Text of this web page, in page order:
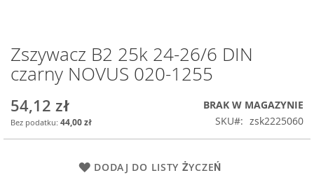
Przejdź
na
początek
Zszywacz B2 25k 24-26/6 DIN
czarny NOVUS 020-1255
54,12 zł
44,00 zł
BRAK W MAGAZYNIE
SKU
zsk2225060
DODAJ DO LISTY ŻYCZEŃ